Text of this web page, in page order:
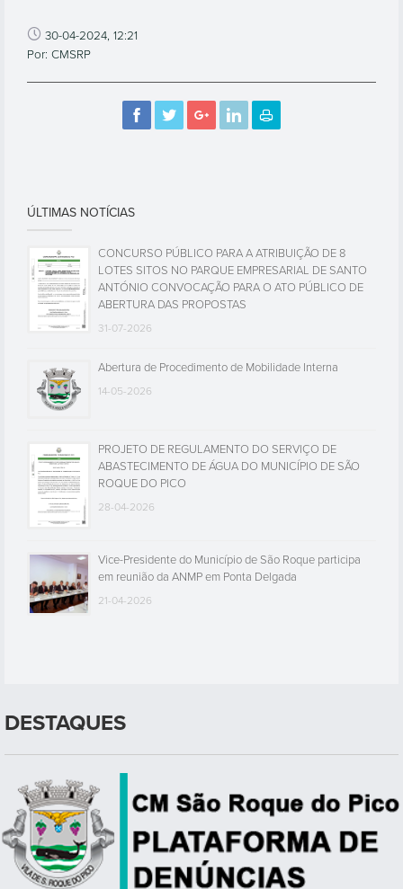
30-04-2024, 12:21
Por: CMSRP
ÚLTIMAS NOTÍCIAS
CONCURSO PÚBLICO PARA A ATRIBUIÇÃO DE 8
LOTES SITOS NO PARQUE EMPRESARIAL DE SANTO
ANTÓNIO CONVOCAÇÃO PARA O ATO PÚBLICO DE
ABERTURA DAS PROPOSTAS
31-07-2026
Abertura de Procedimento de Mobilidade Interna
14-05-2026
PROJETO DE REGULAMENTO DO SERVIÇO DE
ABASTECIMENTO DE ÁGUA DO MUNICÍPIO DE SÃO
ROQUE DO PICO
28-04-2026
Vice-Presidente do Município de São Roque participa
em reunião da ANMP em Ponta Delgada
21-04-2026
DESTAQUES